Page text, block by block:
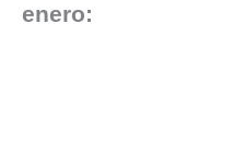
enero: